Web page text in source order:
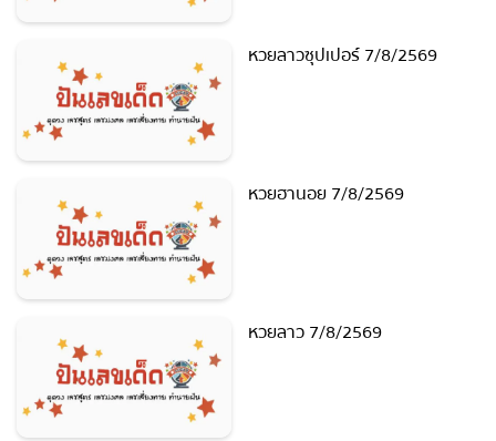
หวยลาวซุปเปอร์ 7/8/2569
หวยฮานอย 7/8/2569
หวยลาว 7/8/2569